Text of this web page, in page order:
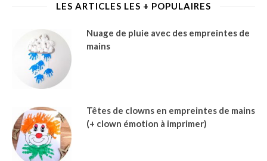
LES ARTICLES LES + POPULAIRES
Nuage de pluie avec des empreintes de
mains
Têtes de clowns en empreintes de mains
(+ clown émotion à imprimer)